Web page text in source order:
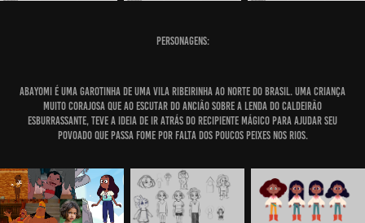
Personagens:
Abayomi
é uma garotinha de uma vila ribeirinha ao norte do Brasil. Uma criança
muito corajosa que ao escutar do ancião sobre a Lenda do Caldeirão
Esburrassante, teve a ideia de ir atrás do recipiente mágico para ajudar seu
povoado que passa fome por falta dos poucos peixes nos rios.